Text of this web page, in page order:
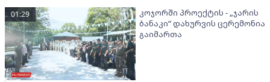
კოჯორში პროექტის - „ჯარის
ბანაკი“ დახურვის ცერემონია
გაიმართა
01:29